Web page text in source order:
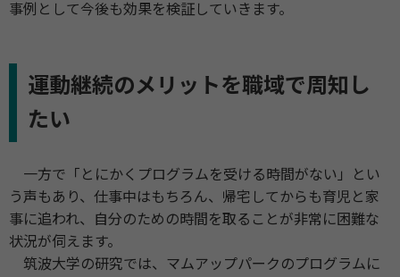
事例として今後も効果を検証していきます。
運動継続のメリットを職域で周知し
たい
一方で「とにかくプログラムを受ける時間がない」とい
う声もあり、仕事中はもちろん、帰宅してからも育児と家
事に追われ、自分のための時間を取ることが非常に困難な
状況が伺えます。
筑波大学の研究では、マムアップパークのプログラムに